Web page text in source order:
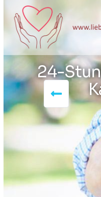
24-